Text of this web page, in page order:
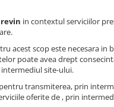
in contextul serviciilor
acest scop este necesara
poate avea drept
site-ului.
transmiterea, prin
oferite de , prin